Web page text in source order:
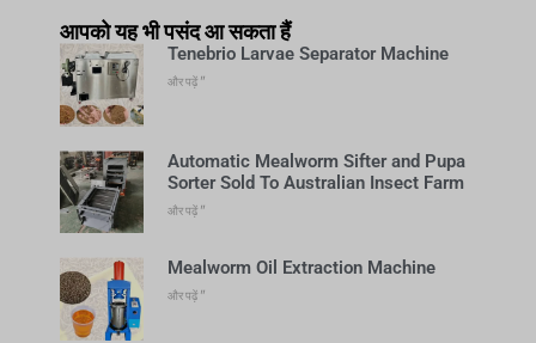
आपको यह भी पसंद आ सकता हैं
Tenebrio Larvae Separator Machine
और पढ़ें "
Automatic Mealworm Sifter and Pupa
Sorter Sold To Australian Insect Farm
और पढ़ें "
Mealworm Oil Extraction Machine
और पढ़ें "